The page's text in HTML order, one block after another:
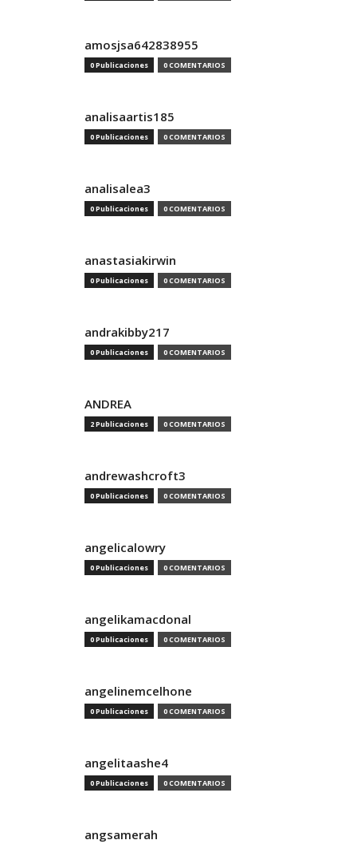
amosjsa642838955
0 Publicaciones 0 COMENTARIOS
analisaartis185
0 Publicaciones 0 COMENTARIOS
analisalea3
0 Publicaciones 0 COMENTARIOS
anastasiakirwin
0 Publicaciones 0 COMENTARIOS
andrakibby217
0 Publicaciones 0 COMENTARIOS
ANDREA
2 Publicaciones 0 COMENTARIOS
andrewashcroft3
0 Publicaciones 0 COMENTARIOS
angelicalowry
0 Publicaciones 0 COMENTARIOS
angelikamacdonal
0 Publicaciones 0 COMENTARIOS
angelinemcelhone
0 Publicaciones 0 COMENTARIOS
angelitaashe4
0 Publicaciones 0 COMENTARIOS
angsamerah